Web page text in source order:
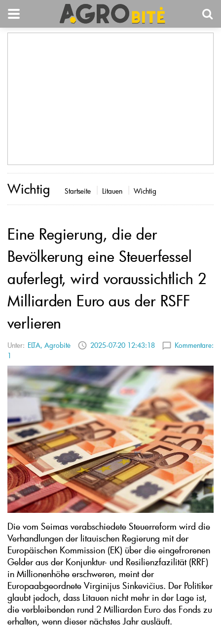
Wichtig Startseite Litauen Wichtig
Eine Regierung, die der
Bevölkerung eine Steuerfessel
auferlegt, wird voraussichtlich 2
Milliarden Euro aus der RSFF
verlieren
Unter: ELTA, Agrobitė 2025-07-20 12:43:18
Kommentare:
1
Die vom Seimas verabschiedete Steuerreform wird die
Verhandlungen der litauischen Regierung mit der
Europäischen Kommission (EK) über die eingefrorenen
Gelder aus der Konjunktur- und Resilienzfazilität (RRF)
in Millionenhöhe erschweren, meint der
Europaabgeordnete Virginijus Sinkevičius. Der Politiker
glaubt jedoch, dass Litauen nicht mehr in der Lage ist,
die verbleibenden rund 2 Milliarden Euro des Fonds zu
erhalten, wenn dieser nächstes Jahr ausläuft.